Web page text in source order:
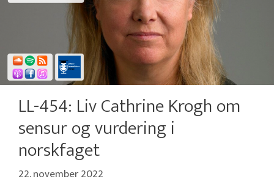
LL-454: Liv Cathrine Krogh om
sensur og vurdering i
norskfaget
22. november 2022